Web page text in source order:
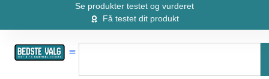
Se produkter testet og vurderet
Få testet dit produkt